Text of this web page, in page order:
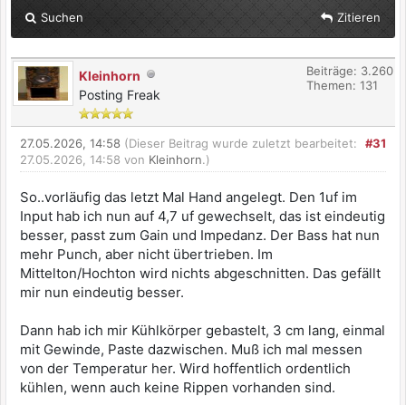
Suchen Zitieren
Kleinhorn
Posting Freak
Beiträge: 3.260
Themen: 131
#31
27.05.2026, 14:58 (Dieser Beitrag wurde zuletzt bearbeitet:
27.05.2026, 14:58 von Kleinhorn.)
So..vorläufig das letzt Mal Hand angelegt. Den 1uf im
Input hab ich nun auf 4,7 uf gewechselt, das ist eindeutig
besser, passt zum Gain und Impedanz. Der Bass hat nun
mehr Punch, aber nicht übertrieben. Im
Mittelton/Hochton wird nichts abgeschnitten. Das gefällt
mir nun eindeutig besser.
Dann hab ich mir Kühlkörper gebastelt, 3 cm lang, einmal
mit Gewinde, Paste dazwischen. Muß ich mal messen
von der Temperatur her. Wird hoffentlich ordentlich
kühlen, wenn auch keine Rippen vorhanden sind.